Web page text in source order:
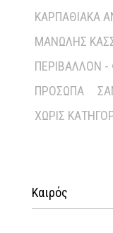
ΚΑΡΠΑΘΙΑΚΆ
ΜΑΝΏΛΗΣ
ΠΕΡΙΒΆΛΛΟΝ -
ΠΡΌΣΩΠΑ
ΧΩΡΊΣ
Καιρός